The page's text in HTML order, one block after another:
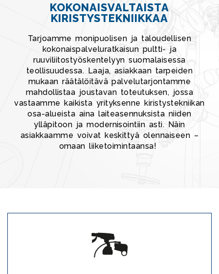
KOKONAISVALTAISTA
KIRISTYSTEKNIIKKAA
Tarjoamme monipuolisen ja taloudellisen
kokonaispalveluratkaisun pultti- ja
ruuviliitostyöskentelyyn suomalaisessa
teollisuudessa. Laaja, asiakkaan tarpeiden
mukaan räätälöitävä palvelutarjontamme
mahdollistaa joustavan toteutuksen, jossa
vastaamme kaikista yrityksenne kiristystekniikan
osa-alueista aina laiteasennuksista niiden
ylläpitoon ja modernisointiin asti. Näin
asiakkaamme voivat keskittyä olennaiseen –
omaan liiketoimintaansa!